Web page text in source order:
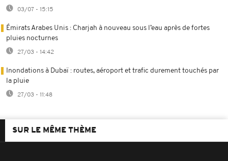
03/07 - 15:15
Émirats Arabes Unis : Charjah à nouveau sous l’eau après de fortes
pluies nocturnes
27/03 - 14:42
Inondations à Dubaï : routes, aéroport et trafic durement touchés par
la pluie
27/03 - 11:48
SUR LE MÊME THÈME